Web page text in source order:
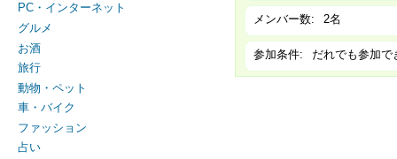
PC・インターネット
グルメ
お酒
旅行
動物・ペット
車・バイク
ファッション
占い
メンバー数: 2名
参加条件: だれでも参加で